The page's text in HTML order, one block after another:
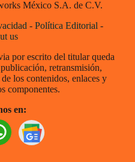
México S.A. de C.V.
- Política Editorial -
us
por escrito del titular queda
retransmisión,
los contenidos, enlaces y
componentes.
en: